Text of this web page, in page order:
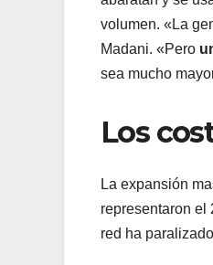
volumen. «La
Madani. «Pero
sea mucho
Los
La expansión
representaron el
red ha